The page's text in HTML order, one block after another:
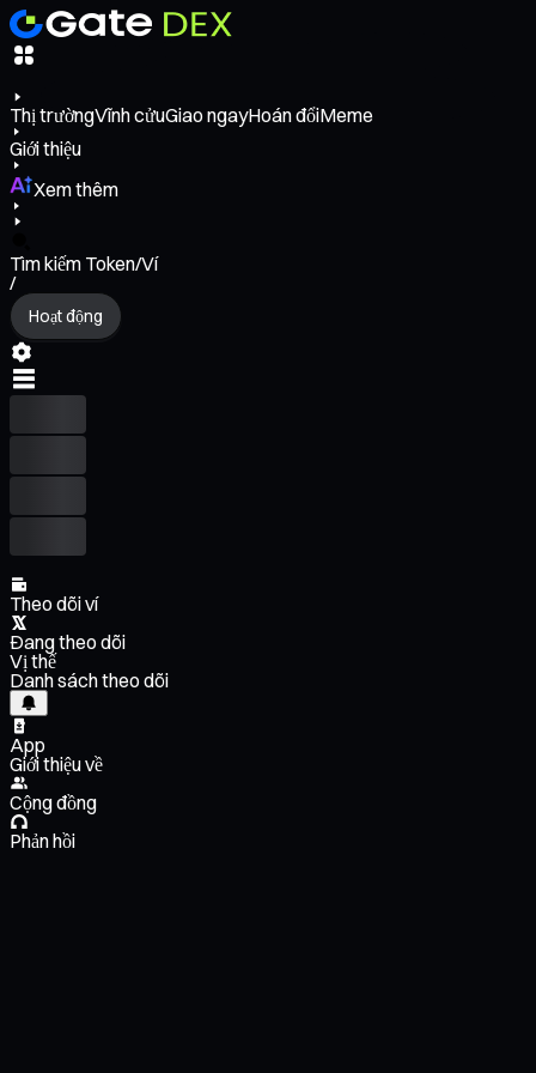
Thị trườngVĩnh cửuGiao ngayHoán đổiMeme
Giới thiệu
Xem thêm
Tìm kiếm Token/Ví
/
Hoạt động
Theo dõi ví
Đang theo dõi
Vị thế
Danh sách theo dõi
App
Giới thiệu về
Cộng đồng
Phản hồi